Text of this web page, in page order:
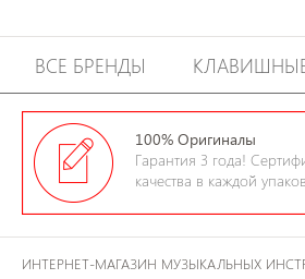
ВСЕ БРЕНДЫ
100% Оригиналы
Гарантия 3 года!
качества в каждой
ИНТЕРНЕТ-МАГАЗИН МУЗЫКАЛЬНЫХ